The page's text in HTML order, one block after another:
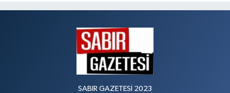
SABIR GAZETESİ 2023